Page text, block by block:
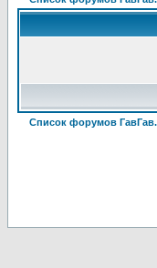
Список форумов